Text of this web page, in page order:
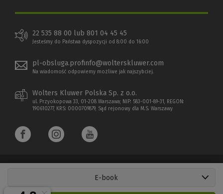
E-book
22 535 88 00 lub 801 04 45 45
Jesteśmy do Państwa dyspozycji od 8:00 do 16:00
pl-obsluga.profinfo@wolterskluwer.com
Na wiadomość odpowiemy możliwe jak najszybciej.
Wolters Kluwer Polska Sp. z o.o.
ul. Przyokopowa 33, 01-208 Warszawa; NIP: 583-001-89-31, REGON:
190610277, KRS: 0000709879, Sąd rejonowy dla M.S. Warszawy